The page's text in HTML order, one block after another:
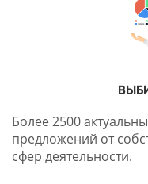
Более 2500
предложений от
сфер деятельности.